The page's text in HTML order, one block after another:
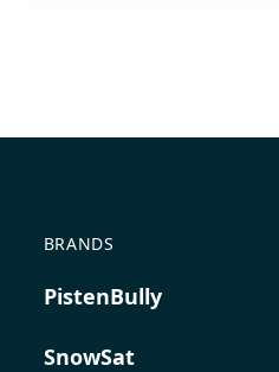
BRANDS
PistenBully
SnowSat